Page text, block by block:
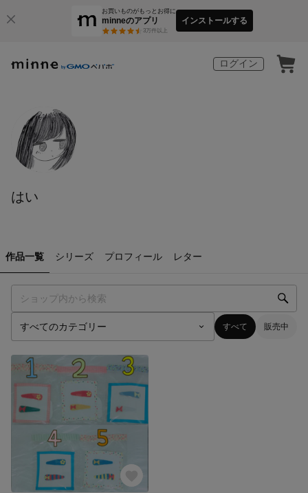
お買いものがもっとお得に
minneのアプリ
3万件以上
インストールする
ログイン
はい
作品一覧 シリーズ プロフィール レター
すべて 販売中